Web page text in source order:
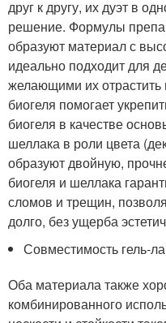
друг к другу, их дуэт в
решение. Формулы
образуют материал с
идеально подходит для
желающими их отрастить
биогеля помогает
биогеля в качестве
шеллака в роли цвета
образуют двойную,
биогеля и шеллака
сломов и трещин,
долго, без ущерба
Совместимость гель-
Оба материала также
комбинированного